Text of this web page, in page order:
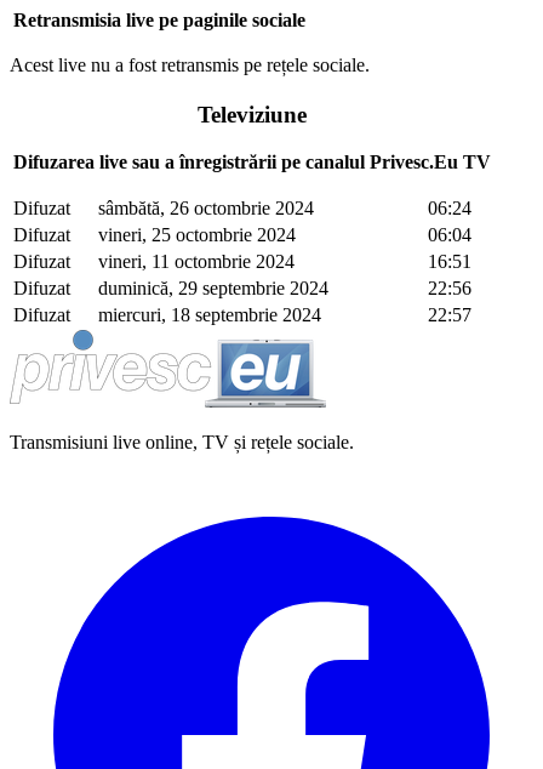
Retransmisia live pe paginile sociale
Acest live nu a fost retransmis pe rețele sociale.
Televiziune
Difuzarea live sau a înregistrării pe canalul Privesc.Eu TV
Difuzat sâmbătă, 26 octombrie 2024
06:24
Difuzat
vineri, 25 octombrie 2024
06:04
Difuzat
vineri, 11 octombrie 2024
16:51
Difuzat
duminică, 29 septembrie 2024
22:56
Difuzat
miercuri, 18 septembrie 2024 22:57
Transmisiuni live online, TV și rețele sociale.